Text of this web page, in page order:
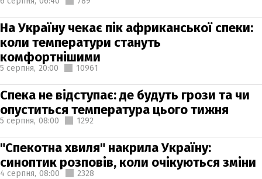
На Україну чекає пік африканської спеки:
коли температури стануть
комфортнішими
5 серпня, 20:00 10961
Спека не відступає: де будуть грози та чи
опуститься температура цього тижня
5 серпня, 08:00 1292
"Спекотна хвиля" накрила Україну:
синоптик розповів, коли очікуються зміни
4 серпня, 08:00 2328